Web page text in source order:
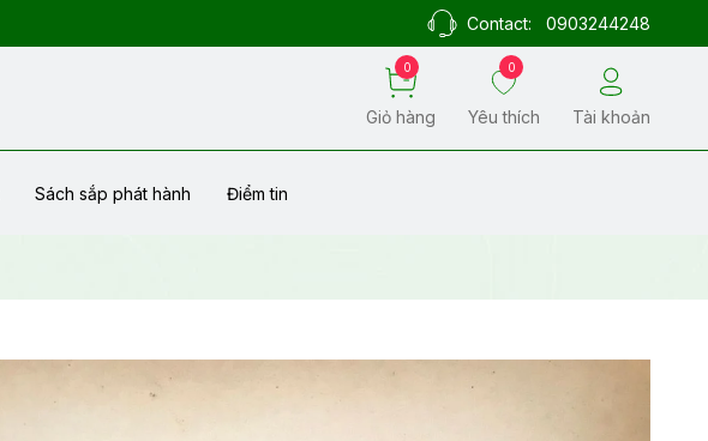
Contact: 0903244248
0
Giỏ hàng
0
Yêu thích Tài khoản
Sách sắp phát hành Điểm tin